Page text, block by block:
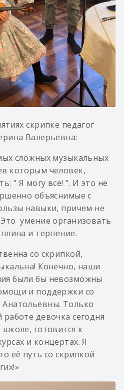
скрипке педагог
Валерьевна:
сложных музыкальных
которым человек,
" Я могу всё! ". И это не
объяснимые с
навыки, причем не
умение организовать
и терпение.
со скрипкой,
Конечно, наши
были бы невозможны
и поддержки со
Только
девочка сегодня
готовится к
и концертах. Я
еë путь со скрипкой